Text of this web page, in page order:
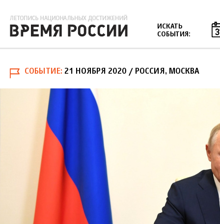
ИСКАТЬ
СОБЫТИЯ:
СОБЫТИЕ 21 НОЯБРЯ 2020 / РОССИЯ, МОСКВА